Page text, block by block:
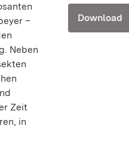
–
Neben
Zeit
in
Download